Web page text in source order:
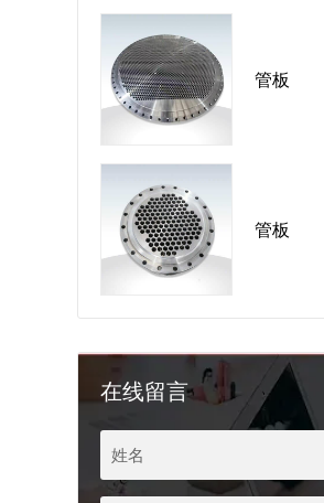
管板
管板
在线留言